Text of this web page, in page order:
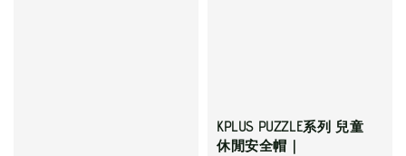
KPLUS PUZZLE系列 兒童
休閒安全帽｜